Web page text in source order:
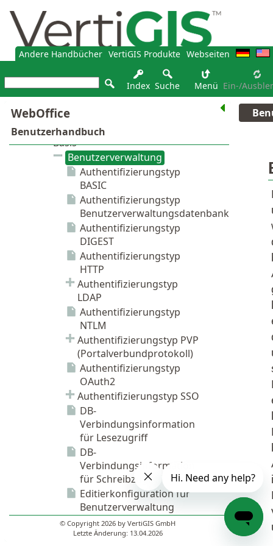
Andere Handbücher VertiGIS Produkte Webseiten
Index Suche Menü Ein-/